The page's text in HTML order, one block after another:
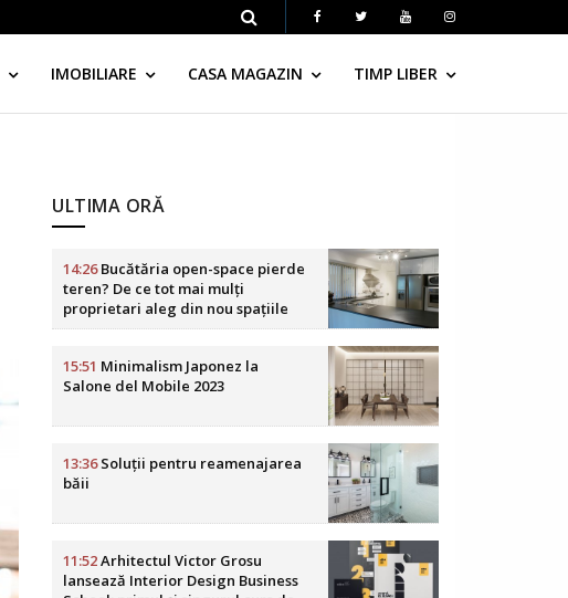
IMOBILIARE CASA MAGAZIN TIMP LIBER
ULTIMA ORĂ
14:26Bucătăria open-space pierde
teren? De ce tot mai mulți
proprietari aleg din nou spațiile
delimitate
15:51 Minimalism Japonez la
Salone del Mobile 2023
13:36Soluții pentru reamenajarea
băii
11:52Arhitectul Victor Grosu
lansează Interior Design Business